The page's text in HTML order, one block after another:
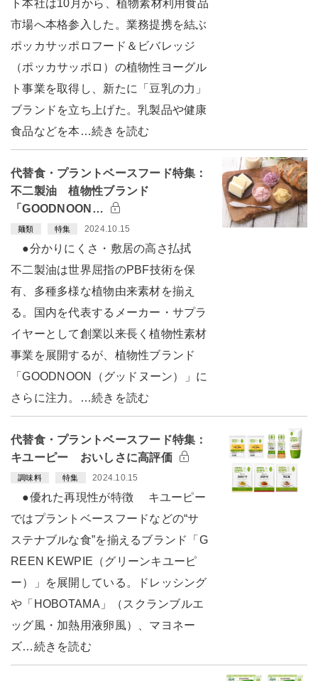
ト本社は10月から、植物素材利用食品
市場へ本格参入した。業務提携を結ぶ
ポッカサッポロフード＆ビバレッジ
（ポッカサッポロ）の植物性ヨーグル
ト事業を取得し、新たに「豆乳の力」
ブランドを立ち上げた。乳製品や健康
食品などを本…続きを読む
代替食・プラントベースフード特集：
不二製油 植物性ブランド
「GOODNOON…
麺類 特集 2024.10.15
●分かりにくさ・敷居の高さ払拭
不二製油は世界屈指のPBF技術を保
有、多種多様な植物由来素材を揃え
る。国内を代表するメーカー・サプラ
イヤーとして創業以来長く植物性素材
事業を展開するが、植物性ブランド
「GOODNOON（グッドヌーン）」に
さらに注力。…続きを読む
代替食・プラントベースフード特集：
キユーピー おいしさに高評価
調味料 特集 2024.10.15
●優れた再現性が特徴 キユーピー
ではプラントベースフードなどの“サ
ステナブルな食”を揃えるブランド「G
REEN KEWPIE（グリーンキユーピ
ー）」を展開している。ドレッシング
や「HOBOTAMA」（スクランブルエ
ッグ風・加熱用液卵風）、マヨネー
ズ…続きを読む